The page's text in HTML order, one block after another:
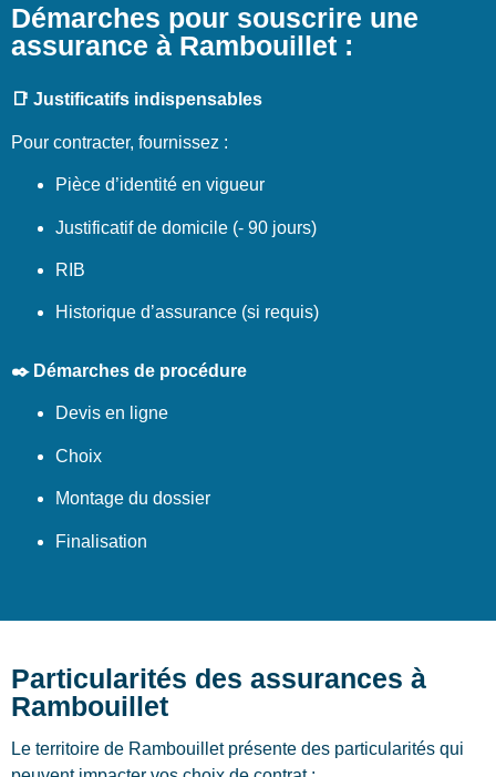
Démarches pour souscrire une
assurance à Rambouillet :
📑 Justificatifs indispensables
Pour contracter, fournissez :
Pièce d’identité en vigueur
Justificatif de domicile (- 90 jours)
RIB
Historique d’assurance (si requis)
✒️ Démarches de procédure
Devis en ligne
Choix
Montage du dossier
Finalisation
Particularités des assurances à
Rambouillet
Le territoire de Rambouillet présente des particularités qui